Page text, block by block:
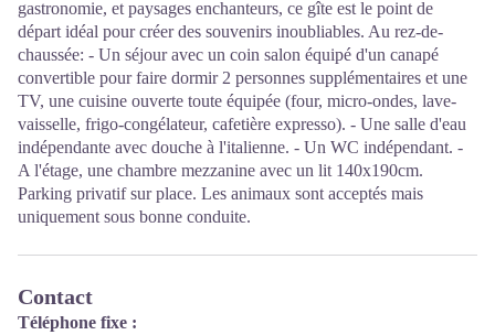
gastronomie, et paysages enchanteurs, ce gîte est le point de
départ idéal pour créer des souvenirs inoubliables. Au rez-de-
chaussée: - Un séjour avec un coin salon équipé d'un canapé
convertible pour faire dormir 2 personnes supplémentaires et une
TV, une cuisine ouverte toute équipée (four, micro-ondes, lave-
vaisselle, frigo-congélateur, cafetière expresso). - Une salle d'eau
indépendante avec douche à l'italienne. - Un WC indépendant. -
A l'étage, une chambre mezzanine avec un lit 140x190cm.
Parking privatif sur place. Les animaux sont acceptés mais
uniquement sous bonne conduite.
Contact
Téléphone fixe :